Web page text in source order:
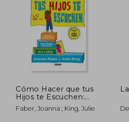
31,99 €
Cómo Hacer que tus
Hijos te Escuchen:
Guía de Supervivencia
Para Padres con Hijos
Faber, Joanna ; King, Julie